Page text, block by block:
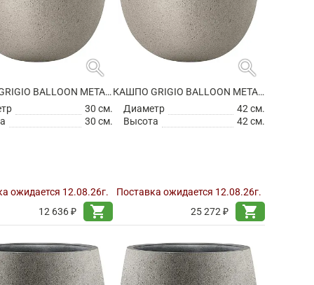
search
КАШПО GRIGIO BALLOON METALLIC CHAMPAGNE
30 см.
30 см.
ожидается 12.08.26г.
12 636 ₽
shopping_cart
search
КАШПО GRIGIO BALLOON METALLIC CHAMPAGNE
Диаметр
42 см.
Высота
42 см.
Поставка ожидается 12.08.26г.
25 272 ₽
shopping_cart